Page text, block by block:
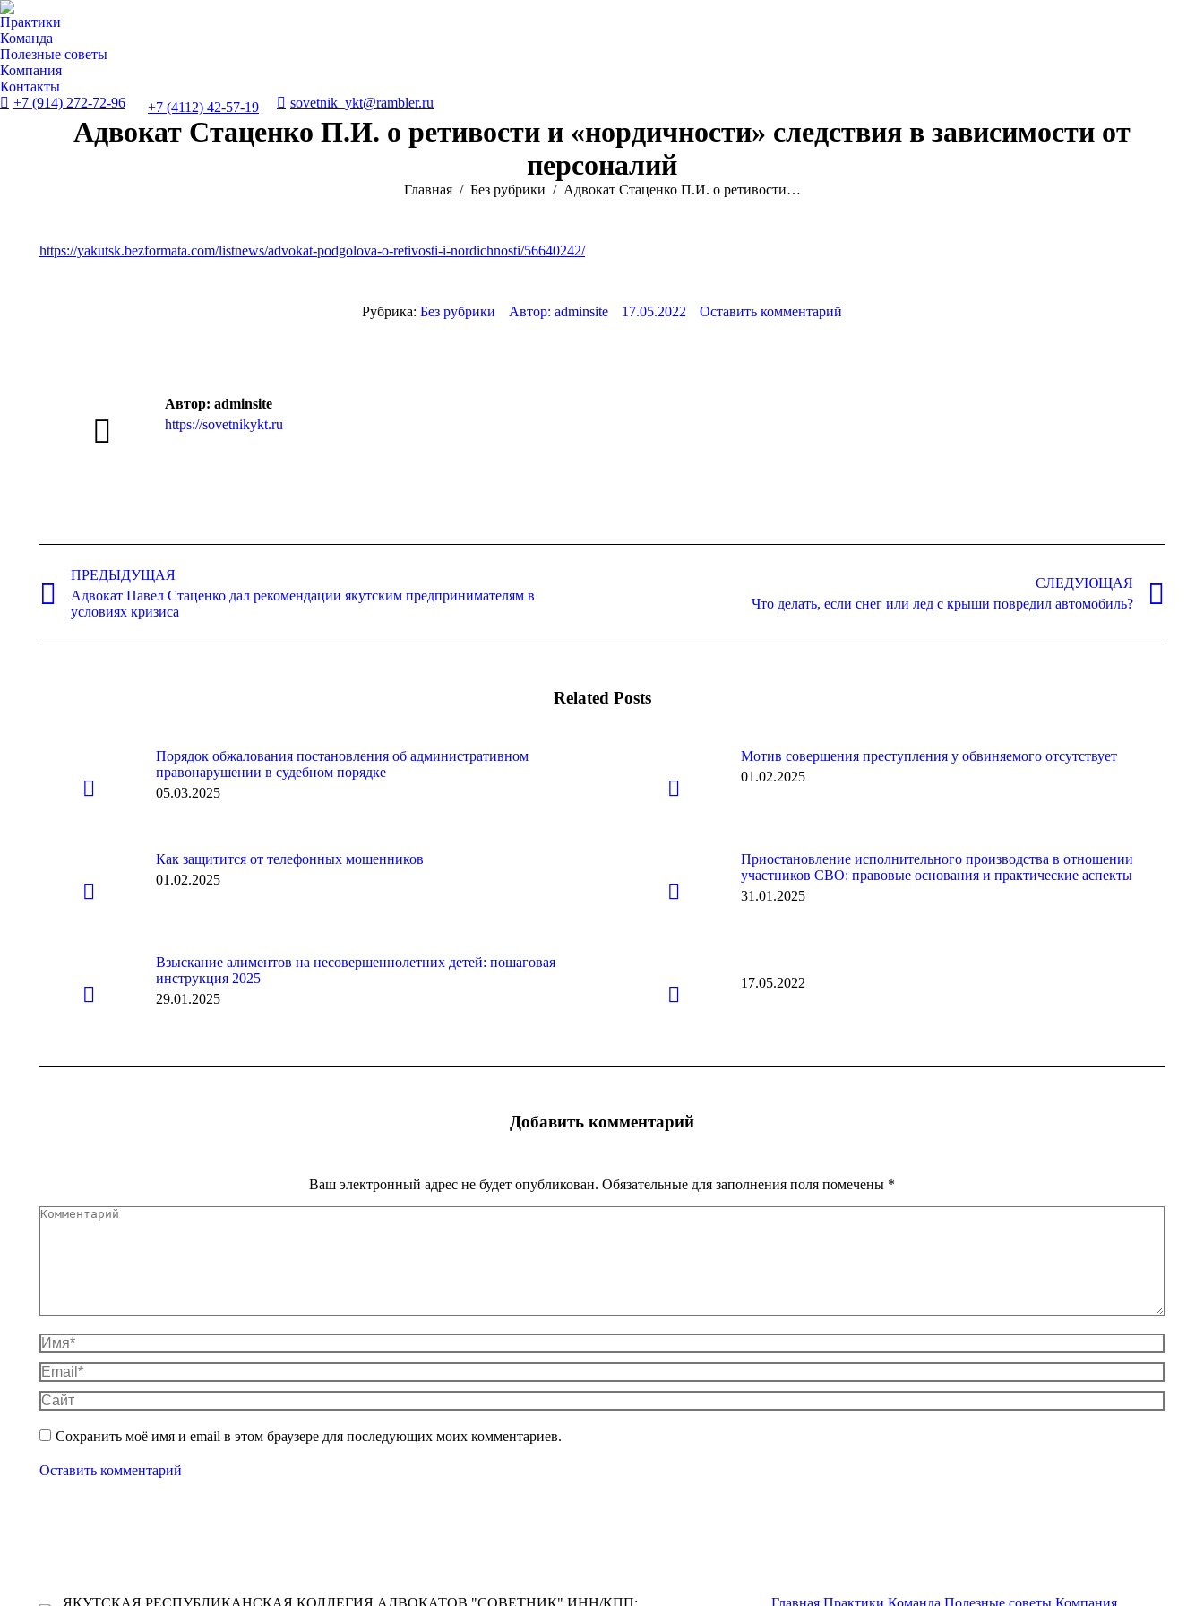
Практики
Команда
Полезные советы
Компания
Контакты
+7 (914) 272-72-96
+7 (4112) 42-57-19 sovetnik_ykt@rambler.ru
Адвокат Стаценко П.И. о ретивости и «нордичности» следствия в зависимости от
персоналий
Вы здесь:
Главная Без рубрики Адвокат Стаценко П.И. о ретивости…
https://yakutsk.bezformata.com/listnews/advokat-podgolova-o-retivosti-i-nordichnosti/56640242/
Рубрика: Без рубрики Автор: adminsite 17.05.2022 Оставить комментарий
Автор: adminsite
https://sovetnikykt.ru
по
записям
ПРЕДЫДУЩАЯ
Предыдущая
запись:
Адвокат Павел Стаценко дал рекомендации якутским предпринимателям в
условиях кризиса
СЛЕДУЮЩАЯ
Что делать, если снег или лед с крыши повредил автомобиль?
Related Posts
Порядок обжалования постановления об административном
правонарушении в судебном порядке
05.03.2025
Мотив совершения преступления у обвиняемого отсутствует
01.02.2025
Как защитится от телефонных мошенников
01.02.2025
Приостановление исполнительного производства в отношении
участников СВО: правовые основания и практические аспекты
31.01.2025
Взыскание алиментов на несовершеннолетних детей: пошаговая
инструкция 2025
29.01.2025
17.05.2022
Добавить комментарий
Ваш электронный адрес не будет опубликован. Обязательные для заполнения поля помечены *
Комментарий
Имя *
Email *
Сайт
Сохранить моё имя и email в этом браузере для последующих моих комментариев.
Оставить комментарий
ЯКУТСКАЯ РЕСПУБЛИКАНСКАЯ КОЛЛЕГИЯ АДВОКАТОВ "СОВЕТНИК" ИНН/КПП: Главная Практики Команда Полезные советы Компания